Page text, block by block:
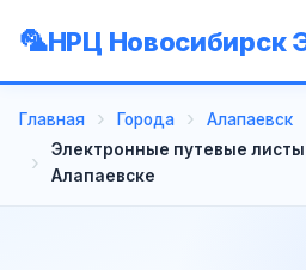
НРЦ Новосибирск
Главная Города
Алапаевск
Электронные путевые
Алапаевске